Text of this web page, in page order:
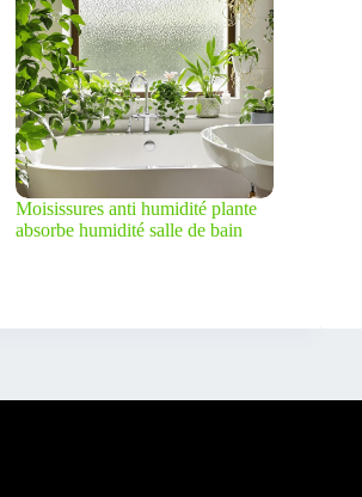
Moisissures anti humidité plante
absorbe humidité salle de bain